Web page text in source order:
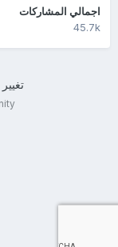
اجمالي المشاركات
45.7k